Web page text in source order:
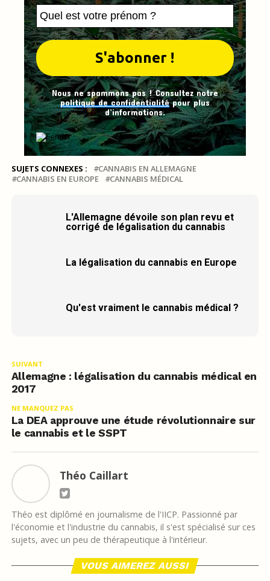
Nous ne spammons pas ! Consultez notre
politique de confidentialitépour plus
d’informations.
SUJETS CONNEXES :
CANNABIS EN ALLEMAGNE
CANNABIS EN EUROPE
CANNABIS MÉDICAL
L'Allemagne dévoile son plan revu et
corrigé de légalisation du cannabis
La légalisation du cannabis en Europe
Qu'est vraiment le cannabis médical ?
SUIVANT
Allemagne : légalisation du cannabis médical en
2017
NE MANQUEZ PAS
La DEA approuve une étude révolutionnaire sur
le cannabis et le SSPT
Théo Caillart
Théo est diplômé en journalisme de l'IICP. Passionné par
l'économie et l'industrie du cannabis, il s'est spécialisé sur ces
sujets, avec un peu de thérapeutique à l'intérieur.
VOUS AIMEREZ AUSSI